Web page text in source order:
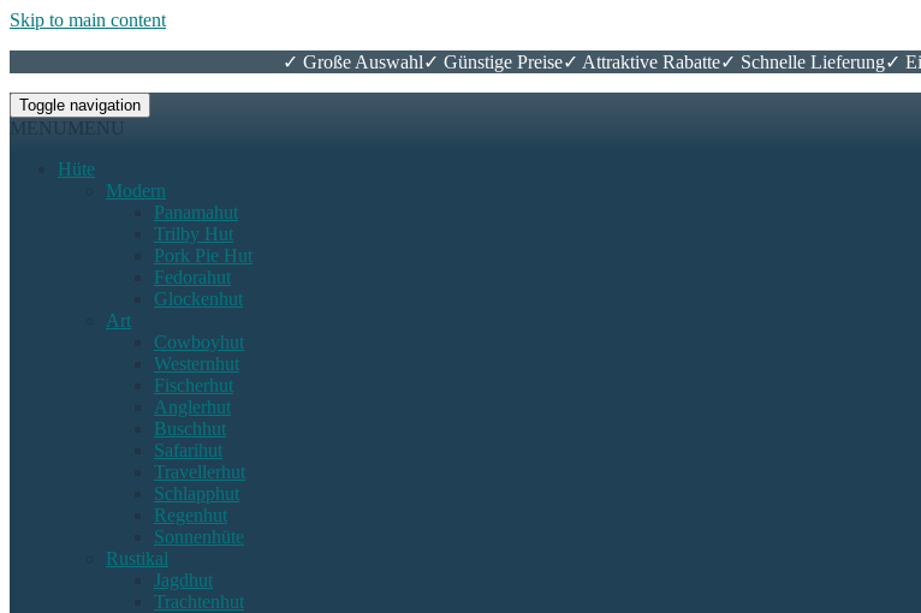
Skip to main content
✓ Große Auswahl✓ Günstige Preise✓ Attraktive Rabatte✓ Schnelle Lieferung✓
Toggle navigation
MENU MENU
Hüte
Modern
Panamahut
Trilby Hut
Pork Pie Hut
Fedorahut
Glockenhut
Art
Cowboyhut
Westernhut
Fischerhut
Anglerhut
Buschhut
Safarihut
Travellerhut
Schlapphut
Regenhut
Sonnenhüte
Rustikal
Jagdhut
Trachtenhut